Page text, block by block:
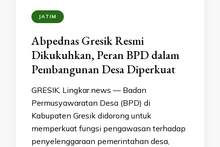
JATIM
Abpednas Gresik Resmi
Dikukuhkan, Peran BPD dalam
Pembangunan Desa Diperkuat
GRESIK, Lingkar.news — Badan
Permusyawaratan Desa (BPD) di
Kabupaten Gresik didorong untuk
memperkuat fungsi pengawasan terhadap
penyelenggaraan pemerintahan desa,